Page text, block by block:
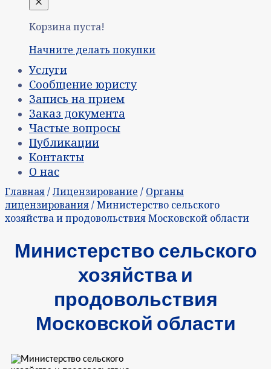
Корзина пуста!
Начните делать покупки
Услуги
Сообщение юристу
Запись на прием
Заказ документа
Частые вопросы
Публикации
Контакты
О нас
Главная/Лицензирование / Органы
лицензирования/ Министерство сельского
хозяйства и продовольствия Московской области
Министерство сельского
хозяйства и
продовольствия
Московской области